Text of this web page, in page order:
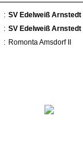
: SV Edelweiß Arnstedt II
: SV Edelweiß Arnstedt II
: Romonta Amsdorf II